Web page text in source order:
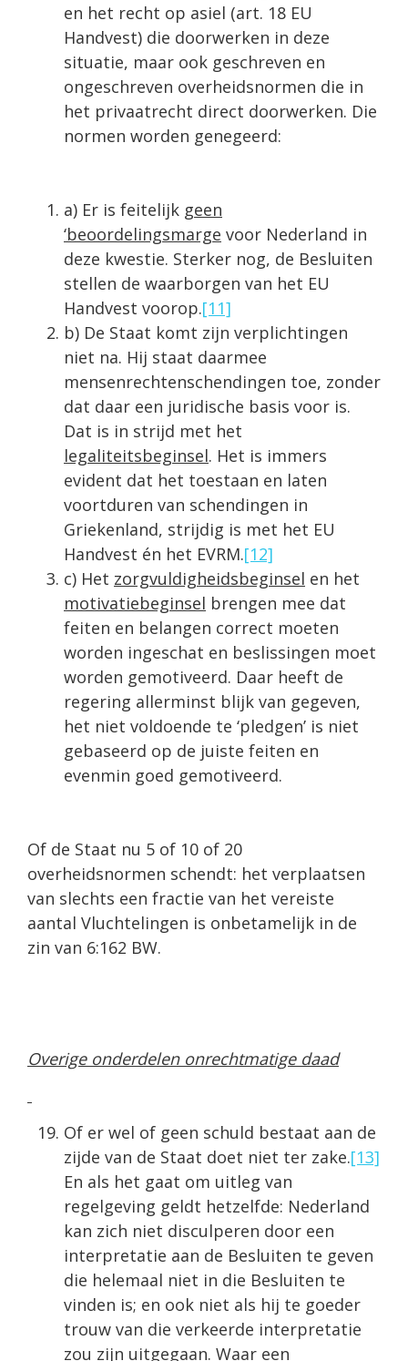
en het recht op asiel (art. 18 EU
Handvest) die doorwerken in deze
situatie, maar ook geschreven en
ongeschreven overheidsnormen die in
het privaatrecht direct doorwerken. Die
normen worden genegeerd:
a) Er is feitelijk geen
‘beoordelingsmarge voor Nederland in
deze kwestie. Sterker nog, de Besluiten
stellen de waarborgen van het EU
Handvest voorop.[11]
b) De Staat komt zijn verplichtingen
niet na. Hij staat daarmee
mensenrechten­schendingen toe, zonder
dat daar een juridische basis voor is.
Dat is in strijd met het
legaliteitsbeginsel. Het is immers
evident dat het toestaan en laten
voortduren van schendingen in
Griekenland, strijdig is met het EU
Handvest én het EVRM.[12]
c) Het zorgvuldigheidsbeginsel en het
motivatiebeginsel brengen mee dat
feiten en belangen correct moeten
worden ingeschat en beslissingen moet
worden gemotiveerd. Daar heeft de
regering allerminst blijk van gegeven,
het niet voldoende te ‘pledgen’ is niet
gebaseerd op de juiste feiten en
evenmin goed gemotiveerd.
Of de Staat nu 5 of 10 of 20
overheidsnormen schendt: het verplaatsen
van slechts een fractie van het vereiste
aantal Vluchtelingen is onbetamelijk in de
zin van 6:162 BW.
Overige onderdelen onrechtmatige daad
Of er wel of geen schuld bestaat aan de
zijde van de Staat doet niet ter zake.[13]
En als het gaat om uitleg van
regelgeving geldt hetzelfde: Nederland
kan zich niet disculperen door een
interpretatie aan de Besluiten te geven
die helemaal niet in die Besluiten te
vinden is; en ook niet als hij te goeder
trouw van die verkeerde interpretatie
zou zijn uitgegaan. Waar een